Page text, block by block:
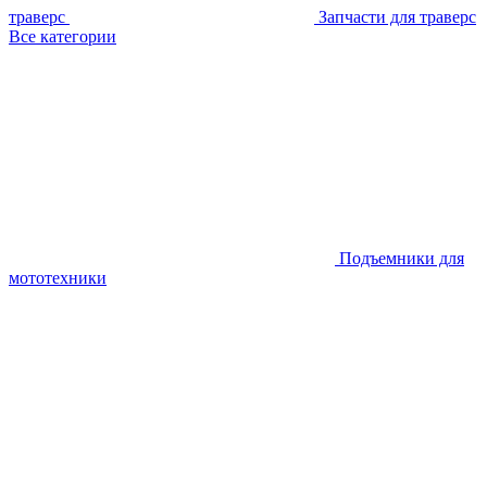
траверс
Запчасти для траверс
Все категории
Подъемники для
мототехники